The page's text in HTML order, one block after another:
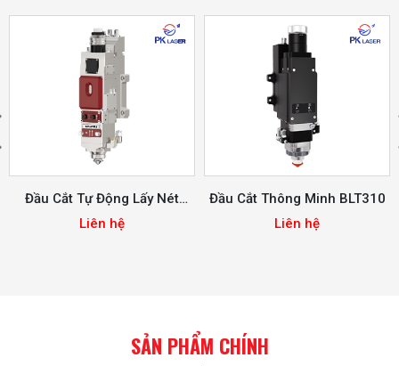
Đầu Cắt Thông Minh BLT310
Liên hệ
Máy Cắt Laser Bàn Đơn Công
Suất Cao
Liên hệ
SẢN PHẨM CHÍNH